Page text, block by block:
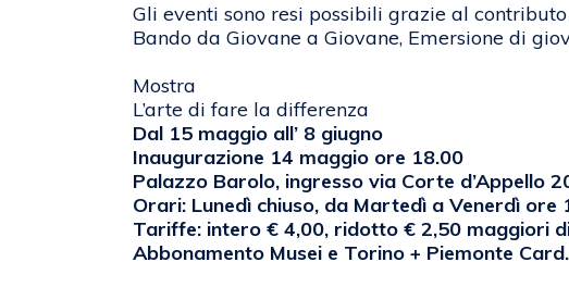
Gli eventi sono resi possibili grazie al
Bando da Giovane a Giovane, Emersione di
Mostra
L’arte di fare la differenza
Dal 15 maggio all’ 8 giugno
Inaugurazione 14 maggio ore 18.00
Palazzo Barolo, ingresso via Corte d’Appello
Orari: Lunedì chiuso, da Martedì a Venerdì ore
Tariffe: intero € 4,00, ridotto € 2,50 maggiori
Abbonamento Musei e Torino + Piemonte Card.